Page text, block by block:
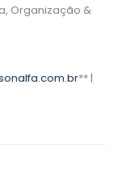
Organização &
** |